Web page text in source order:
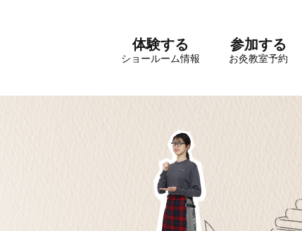
体験する
ショールーム情報
参加する
お灸教室予約